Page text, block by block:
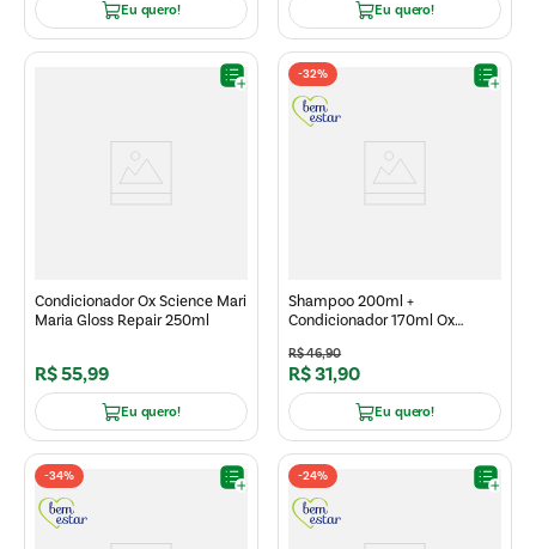
Eu quero! Eu quero!
Condicionador Ox Science Mari
Maria Gloss Repair 250ml
R$55,99
Eu quero!
-32%
Shampoo 200ml +
Condicionador 170ml Ox
R$46,90
R$31,90
Eu quero!
-34% -24%